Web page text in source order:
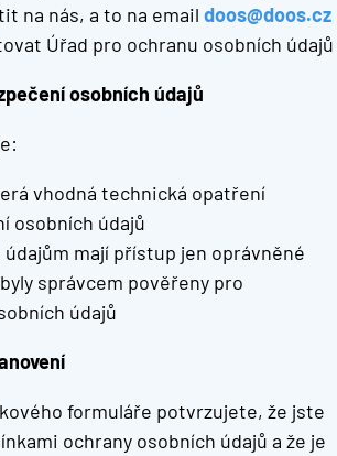
na nás, a to na email doos@doos.cz
Úřad pro ochranu osobních údajů
osobních údajů
vhodná technická opatření
osobních údajů
údajům mají přístup jen oprávněné
správcem pověřeny pro
údajů
formuláře potvrzujete, že jste
ochrany osobních údajů a že je